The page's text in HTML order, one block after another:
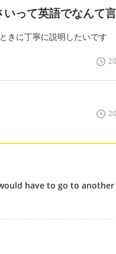
って英語でなんて
きに丁寧に説明したいです
have to go to